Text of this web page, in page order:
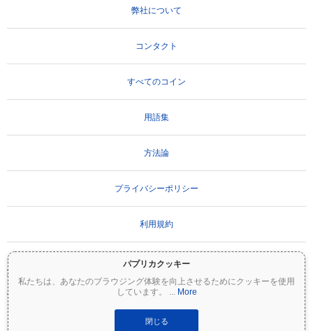
パプリカクッキー
私たちは、あなたのブラウジング体験を向上させるためにクッキーを使用
しています。
... More
閉じる
弊社について
コンタクト
すべてのコイン
用語集
方法論
プライバシーポリシー
利用規約
重要な免責事項：
す。投資額の一部または全額を失う可能性があります。Coinpaprikaのすべての情報は
情報提供のみを目的としており、財務または投資のアドバイスを構成するものではあ
りません。投資判断を行う前に、必ずご自身で調査（DYOR）を行い、資格のあるファ
イナンシャルアドバイザーに相談してください。Coinpaprikaは、この情報の使用に起
因するいかなる損失についても責任を負いません。